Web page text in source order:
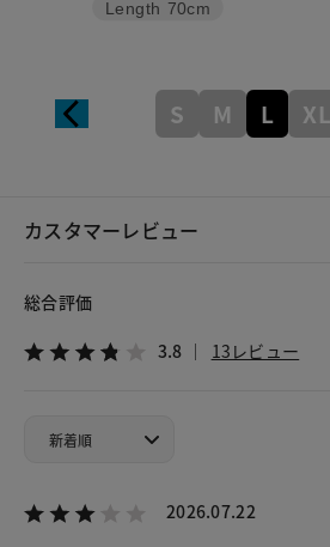
Length 70cm
S M L XL
カスタマーレビュー
総合評価
3.8 13レビュー
2026.07.22